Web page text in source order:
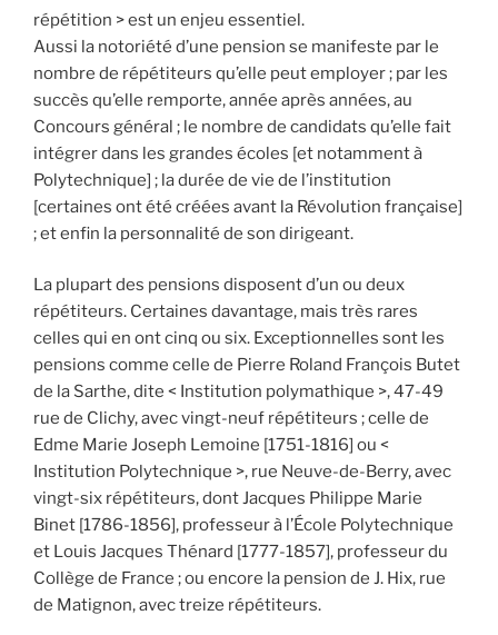
répétition > est un enjeu essentiel.
Aussi la notoriété d’une pension se manifeste par le
nombre de répétiteurs qu’elle peut employer ; par les
succès qu’elle remporte, année après années, au
Concours général ; le nombre de candidats qu’elle fait
intégrer dans les grandes écoles [et notamment à
Polytechnique] ; la durée de vie de l’institution
[certaines ont été créées avant la Révolution française]
; et enfin la personnalité de son dirigeant.
La plupart des pensions disposent d’un ou deux
répétiteurs. Certaines davantage, mais très rares
celles qui en ont cinq ou six. Exceptionnelles sont les
pensions comme celle de Pierre Roland François Butet
de la Sarthe, dite < Institution polymathique >, 47-49
rue de Clichy, avec vingt-neuf répétiteurs ; celle de
Edme Marie Joseph Lemoine [1751-1816] ou <
Institution Polytechnique >, rue Neuve-de-Berry, avec
vingt-six répétiteurs, dont Jacques Philippe Marie
Binet [1786-1856], professeur à l’École Polytechnique
et Louis Jacques Thénard [1777-1857], professeur du
Collège de France ; ou encore la pension de J. Hix, rue
de Matignon, avec treize répétiteurs.